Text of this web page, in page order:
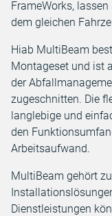
FrameWorks,
dem gleichen
Hiab MultiBeam
Montageset und ist
der
zugeschnitten. Die
langlebige und
den
Arbeitsaufwand.
MultiBeam gehört
Dienstleistungen